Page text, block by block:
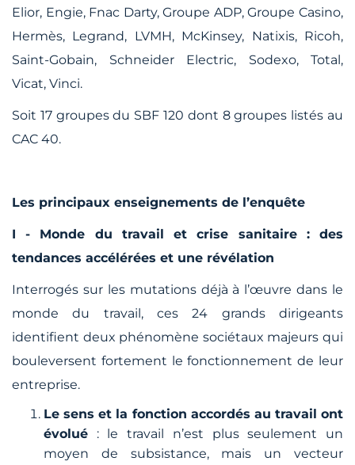
Elior, Engie, Fnac Darty, Groupe ADP, Groupe Casino,
Hermès, Legrand, LVMH, McKinsey, Natixis, Ricoh,
Saint-Gobain, Schneider Electric, Sodexo, Total,
Vicat, Vinci.
Soit 17 groupes du SBF 120 dont 8 groupes listés au
CAC 40.
Les principaux enseignements de l’enquête
I - Monde du travail et crise sanitaire : des
tendances accélérées et une révélation
Interrogés sur les mutations déjà à l’œuvre dans le
monde du travail, ces 24 grands dirigeants
identifient deux phénomène sociétaux majeurs qui
bouleversent fortement le fonctionnement de leur
entreprise.
Le sens et la fonction accordés au travail ont
évolué : le travail n’est plus seulement un
moyen de subsistance, mais un vecteur